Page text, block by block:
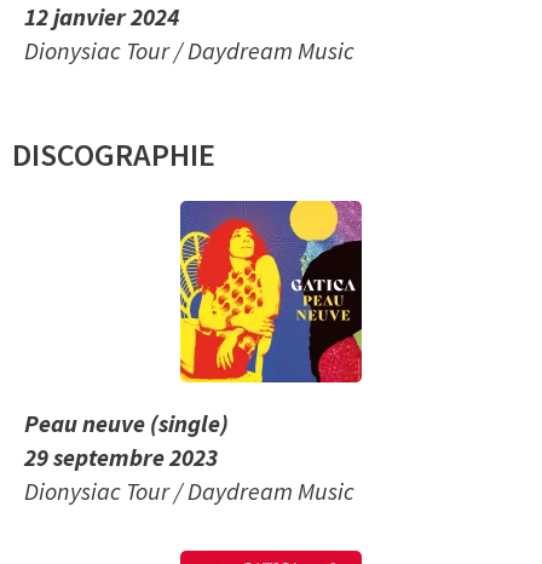
12 janvier 2024
Dionysiac Tour / Daydream Music
DISCOGRAPHIE
Peau neuve (single)
29 septembre 2023
Dionysiac Tour / Daydream Music